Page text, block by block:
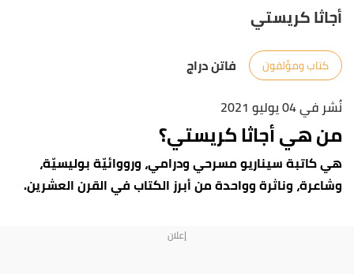
أجاثا كريستي
كتاب ومؤلفون
فاتن دراج
نُشر في 04 يوليو 2021
من هي أجاثا كريستي؟
هي كاتبة سيناريو مسرحي ودرامي، ورووائيّة بوليسيّة،
وشاعرة، وناثرة وواحدة من أبرز الكتاب في القرن العشرين.